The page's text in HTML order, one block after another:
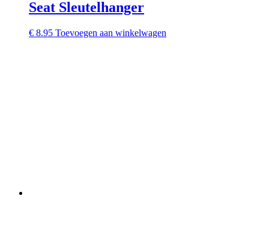
Seat Sleutelhanger
€ 8.95 Toevoegen aan winkelwagen